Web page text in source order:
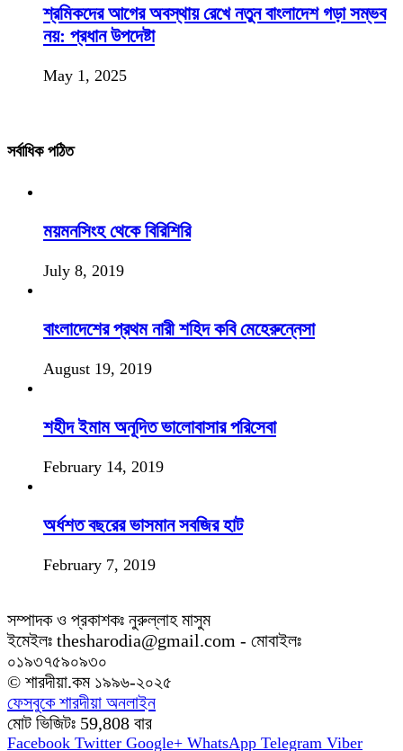
শ্রমিকদের আগের অবস্থায় রেখে নতুন বাংলাদেশ গড়া সম্ভব
নয়: প্রধান উপদেষ্টা
May 1, 2025
সর্বাধিক পঠিত
ময়মনসিংহ থেকে বিরিশিরি
July 8, 2019
বাংলাদেশের প্রথম নারী শহিদ কবি মেহেরুন্নেসা
August 19, 2019
শহীদ ইমাম অনূদিত ভালোবাসার পরিসেবা
February 14, 2019
অর্ধশত বছরের ভাসমান সবজির হাট
February 7, 2019
সম্পাদক ও প্রকাশকঃ নুরুল্লাহ মাসুম
ইমেইলঃ thesharodia@gmail.com - মোবাইলঃ
০১৯৩৭৫৯০৯৩০
© শারদীয়া.কম ১৯৯৬-২০২৫
ফেসবুকে শারদীয়া অনলাইন
মোট ভিজিটঃ 59,808 বার
Facebook Twitter Google+ WhatsApp Telegram Viber